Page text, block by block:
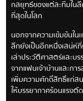
กลยุทธ์ของแต่ละทีมใน
ที่สุดในโลก
นอกจากความเข้มข้นใน
ลีกยังเป็นอีกหนึ่งเสน่ห์
เล่าประวัติศาสตร์และบ
จากแฟนเจ้าบ้านและก
เพิ่มความศักดิ์สิทธิ์แก่ส
ให้บรรยากาศร้อนแรง